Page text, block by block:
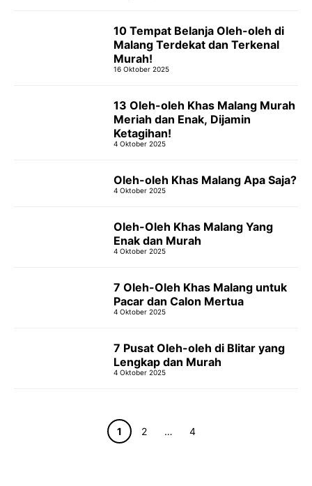
10 Tempat Belanja Oleh-oleh di
Malang Terdekat dan Terkenal
Murah!
16 Oktober 2025
13 Oleh-oleh Khas Malang Murah
Meriah dan Enak, Dijamin
Ketagihan!
4 Oktober 2025
Oleh-oleh Khas Malang Apa Saja?
4 Oktober 2025
Oleh-Oleh Khas Malang Yang
Enak dan Murah
4 Oktober 2025
7 Oleh-Oleh Khas Malang untuk
Pacar dan Calon Mertua
4 Oktober 2025
7 Pusat Oleh-oleh di Blitar yang
Lengkap dan Murah
4 Oktober 2025
Halaman
1 Halaman
2 … Halaman
4